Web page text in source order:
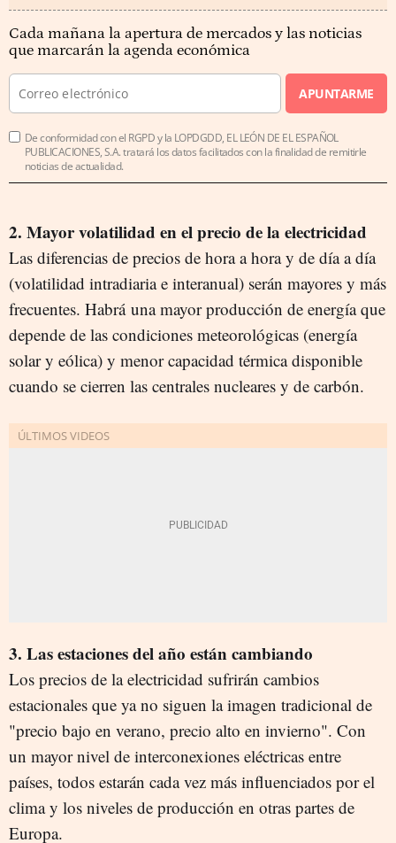
Cada mañana la apertura de mercados y las noticias
que marcarán la agenda económica
APUNTARME
De conformidad con el RGPD y la LOPDGDD, EL LEÓN DE EL ESPAÑOL
PUBLICACIONES, S.A. tratará los datos facilitados con la finalidad de remitirle
noticias de actualidad.
2. Mayor volatilidad en el precio de la electricidad
Las diferencias de precios de hora a hora y de día a día
(volatilidad intradiaria e interanual) serán mayores y más
frecuentes. Habrá una mayor producción de energía que
depende de las condiciones meteorológicas (energía
solar y eólica) y menor capacidad térmica disponible
cuando se cierren las centrales nucleares y de carbón.
3. Las estaciones del año están cambiando
Los precios de la electricidad sufrirán cambios
estacionales que ya no siguen la imagen tradicional de
"precio bajo en verano, precio alto en invierno". Con
un mayor nivel de interconexiones eléctricas entre
países, todos estarán cada vez más influenciados por el
clima y los niveles de producción en otras partes de
Europa.